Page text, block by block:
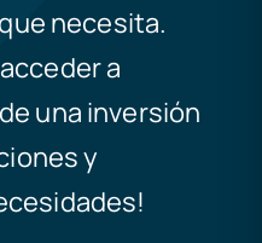
necesita.
a
una inversión
y